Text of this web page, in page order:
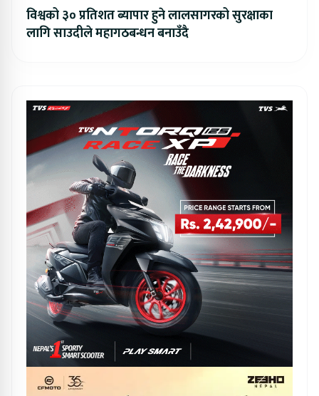
विश्वको ३० प्रतिशत ब्यापार हुने लालसागरको सुरक्षाका
लागि साउदीले महागठबन्धन बनाउँदै